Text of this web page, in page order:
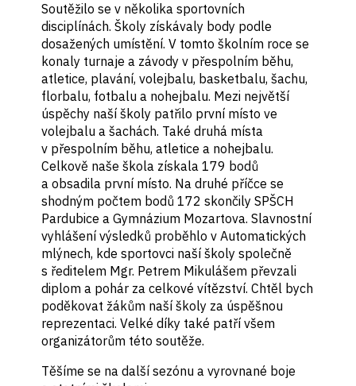
Soutěžilo se v několika sportovních
disciplínách. Školy získávaly body podle
dosažených umístění. V tomto školním roce se
konaly turnaje a závody v přespolním běhu,
atletice, plavání, volejbalu, basketbalu, šachu,
florbalu, fotbalu a nohejbalu. Mezi největší
úspěchy naší školy patřilo první místo ve
volejbalu a šachách. Také druhá místa
v přespolním běhu, atletice a nohejbalu.
Celkově naše škola získala 179 bodů
a obsadila první místo. Na druhé příčce se
shodným počtem bodů 172 skončily SPŠCH
Pardubice a Gymnázium Mozartova. Slavnostní
vyhlášení výsledků proběhlo v Automatických
mlýnech, kde sportovci naší školy společně
s ředitelem Mgr. Petrem Mikulášem převzali
diplom a pohár za celkové vítězství. Chtěl bych
poděkovat žákům naší školy za úspěšnou
reprezentaci. Velké díky také patří všem
organizátorům této soutěže.
Těšíme se na další sezónu a vyrovnané boje